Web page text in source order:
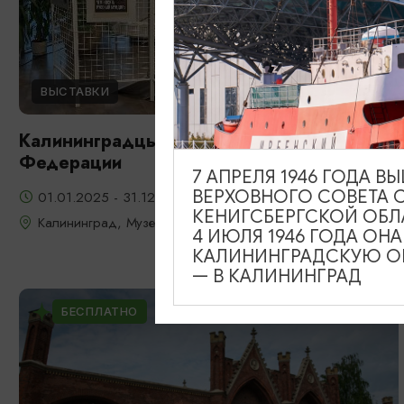
ВЫСТАВКИ
Калининградцы – Герои Российской
Федерации
01.01.2025 - 31.12.2026, 10.00 - 18.00 ежедневно
Калининград, Музей «Фридландские ворота»
БЕСПЛАТНО
7 АПРЕЛЯ 1946 ГОДА
ВЕРХОВНОГО СОВЕТА
КЕНИГСБЕРГСКОЙ
4 ИЮЛЯ 1946 ГОДА
КАЛИНИНГРАДСКУЮ
— В КАЛИНИНГРАД